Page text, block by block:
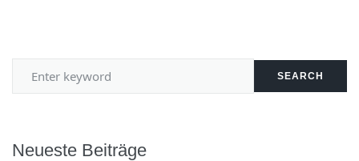
SEARCH
Neueste Beiträge